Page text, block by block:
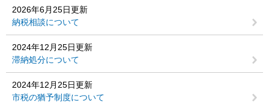
2026年6月25日更新
納税相談について
2024年12月25日更新
滞納処分について
2024年12月25日更新
市税の猶予制度について